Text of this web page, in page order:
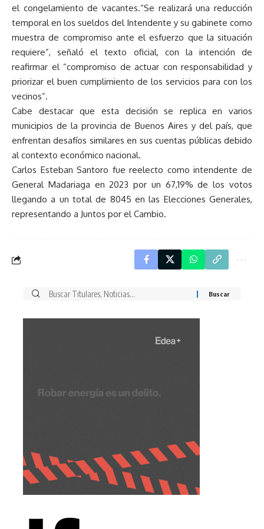
el congelamiento de vacantes.“Se realizará una reducción
temporal en los sueldos del Intendente y su gabinete como
muestra de compromiso ante el esfuerzo que la situación
requiere”, señaló el texto oficial, con la intención de
reafirmar el “compromiso de actuar con responsabilidad y
priorizar el buen cumplimiento de los servicios para con los
vecinos”.
Cabe destacar que esta decisión se replica en varios
municipios de la provincia de Buenos Aires y del país, que
enfrentan desafíos similares en sus cuentas públicas debido
al contexto económico nacional.
Carlos Esteban Santoro fue reelecto como intendente de
General Madariaga en 2023 por un 67,19% de los votos
llegando a un total de 8045 en las Elecciones Generales,
representando a Juntos por el Cambio.
Buscar